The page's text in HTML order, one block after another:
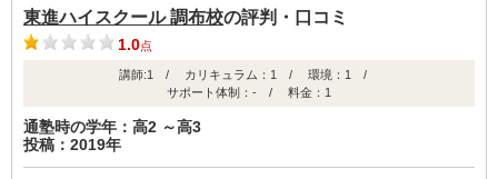
東進ハイスクール 調布校の評判・口コミ
1.0点
講師:1 / カリキュラム：1 / 環境：1 /
サポート体制：- / 料金：1
通塾時の学年：高2 ～高3
投稿：2019年